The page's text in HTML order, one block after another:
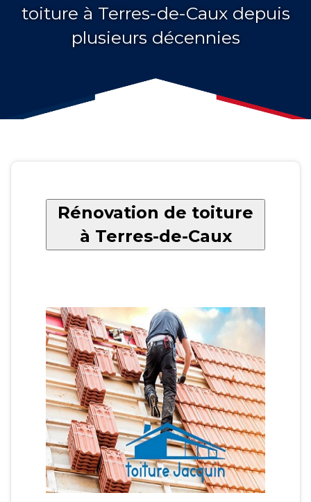
toiture à Terres-de-Caux depuis
plusieurs décennies
Rénovation de toiture
à Terres-de-Caux